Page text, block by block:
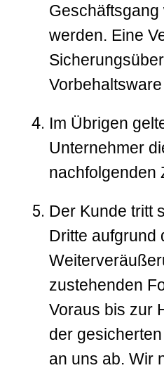
werden. Eine
Im Übrigen
Unternehmer
nachfolgenden
Der Kunde tritt
Dritte aufgrund
zustehenden
Voraus bis zur
der
an uns ab. Wir